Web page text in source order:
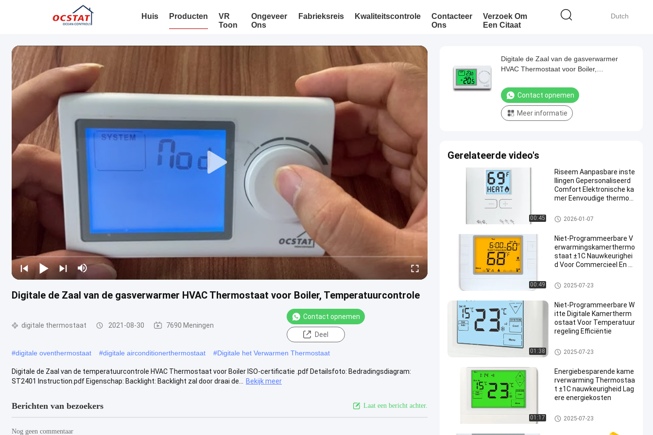
Dutch
Huis Producten
VR
Toon
Ongeveer
Ons
Fabrieksreis Kwaliteitscontrole
Contacteer
Ons
Verzoek Om
Een Citaat
Digitale de Zaal van de gasverwarmer HVAC Thermostaat voor Boiler, Temperatuurcontrole
digitale thermostaat 2021-08-30 7690 Meningen
Contact opnemen
Deel
#digitale oventhermostaat #digitale airconditionerthermostaat #Digitale het Verwarmen Thermostaat
Digitale de Zaal van de temperatuurcontrole HVAC Thermostaat voor Boiler ISO-certificatie .pdf Detailsfoto: Bedradingsdiagram:
ST2401 Instruction.pdf Eigenschap: Backlight: Backlight zal door draai de...
Bekijk meer
Berichten van bezoekers Laat een bericht achter.
Nog geen commentaar
Digitale de Zaal van de gasverwarmer
HVAC Thermostaat voor Boiler,
Contact opnemen
Meer informatie
Gerelateerde video's
00:45
Riseem Aanpasbare inste
llingen Gepersonaliseerd
Comfort Elektronische ka
mer Eenvoudige thermos
3,78" W X 3,93" H X 0,98" D
niet programmeerbare thermo
staat
2026-01-07
00:49
Niet-Programmeerbare V
erwarmingskamerthermo
staat ±1C Nauwkeurighei
d Voor Commercieel En R
digitale thermostaat
2025-07-23
01:38
Niet-Programmeerbare W
itte Digitale Kamertherm
ostaat Voor Temperatuur
regeling Efficiëntie
digitale thermostaat
2025-07-23
01:17
Energiebesparende kame
rverwarming Thermostaa
t ±1C nauwkeurigheid Lag
ere energiekosten
digitale thermostaat
2025-07-23